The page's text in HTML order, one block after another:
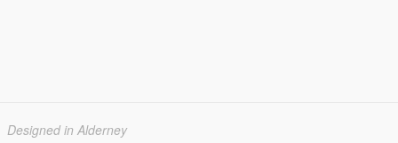
Designed in Alderney